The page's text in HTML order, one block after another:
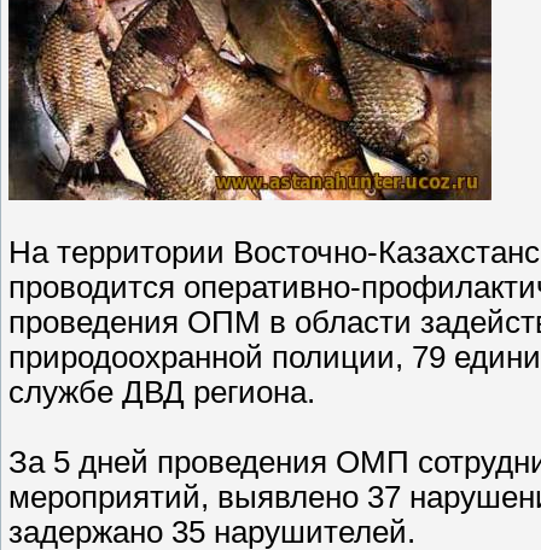
На территории Восточно-
проводится оперативно-
проведения ОПМ в области
природоохранной полиции, 79
службе ДВД региона.
За 5 дней проведения ОМП
мероприятий, выявлено 37
задержано 35 нарушителей.